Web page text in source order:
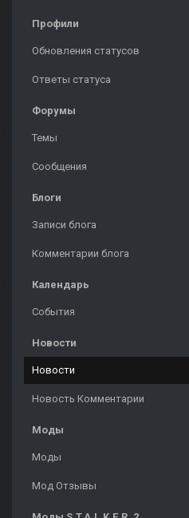
Профили
Обновления статусов
Ответы статуса
Форумы
Темы
Сообщения
Блоги
Записи блога
Комментарии блога
Календарь
События
Новости
Новости
Новость Комментарии
Моды
Моды
Мод Отзывы